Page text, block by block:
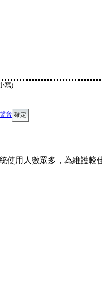
寫)
音
使用人數眾多，為維護